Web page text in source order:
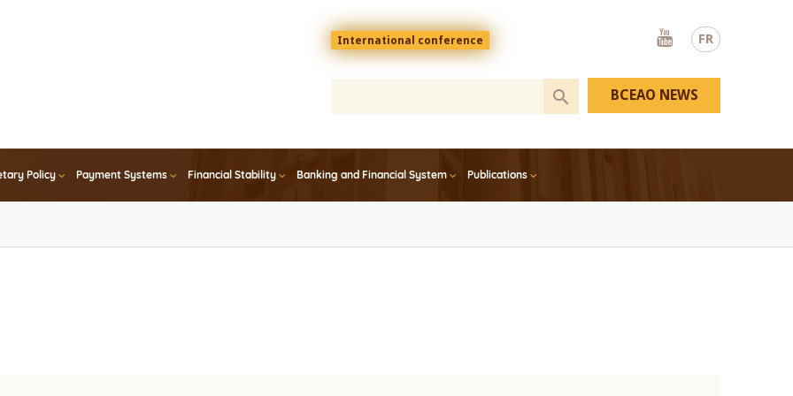
FR
Menu
top
En
International conference
Youtube
Policy Payment Systems Financial Stability Banking and Financial System Publications
BCEAO NEWS